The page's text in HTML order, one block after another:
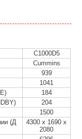
C1000D5
Cummins
939
1041
184
204
1500
(Д
4300 х 1690 х
2080